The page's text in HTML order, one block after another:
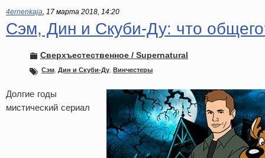
4ernenkaja, 17 марта 2018, 14:20
Сэм, Дин и Скуби-Ду: что
Сверхъестественное / Supernatural
Сэм Дин и Скуби-Ду Винчестеры
Долгие годы
мистический сериал